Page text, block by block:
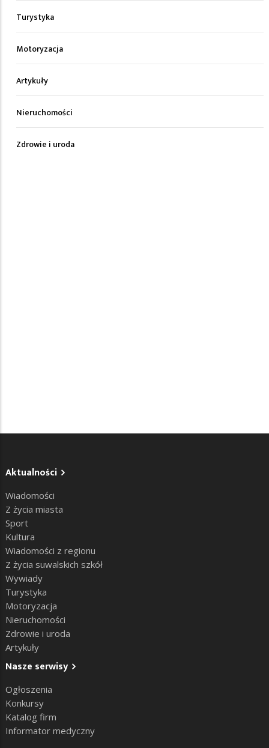
Turystyka
Motoryzacja
Artykuły
Nieruchomości
Zdrowie i uroda
Aktualności
Wiadomości
Z życia miasta
Sport
Kultura
Wiadomości z regionu
Z życia suwalskich szkół
Wywiady
Turystyka
Motoryzacja
Nieruchomości
Zdrowie i uroda
Artykuły
Nasze serwisy
Ogłoszenia
Konkursy
Katalog firm
Informator medyczny